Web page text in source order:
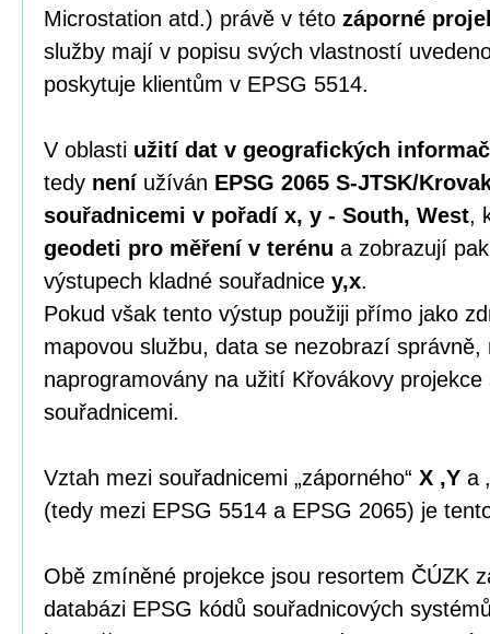
Microstation atd.) právě v této záporné
služby mají v popisu svých vlastností
poskytuje klientům v EPSG 5514.
V oblasti užití dat v geografických
tedy není užíván EPSG 2065 S-JTSK/
souřadnicemi v pořadí x, y - South, West,
geodeti pro měření v terénu a zobrazují
výstupech kladné souřadnice y,x.
Pokud však tento výstup použiji přímo jako
mapovou službu, data se nezobrazí
naprogramovány na užití Křovákovy projekce
souřadnicemi.
Vztah mezi souřadnicemi „záporného“ X ,Y a
(tedy mezi EPSG 5514 a EPSG 2065) je
Obě zmíněné projekce jsou resortem ČÚZK
databázi EPSG kódů souřadnicových